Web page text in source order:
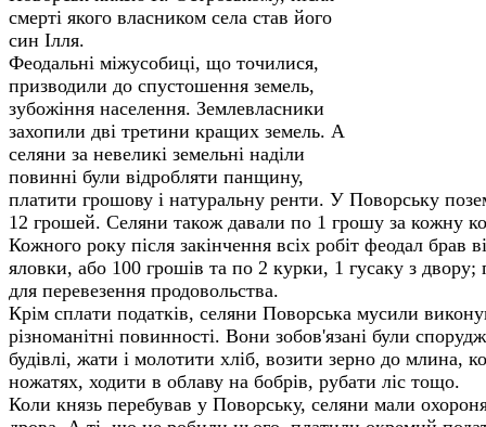
смерті якого власни­ком села став його
син Ілля.
Феодальні міжусобиці, що точилися,
призводили до спустошення земель,
зубожіння населення. Землевласники
захопили дві третини кращих земель. А
селяни за невеликі земельні наділи
повинні були відробляти панщину,
платити грошову і натуральну ренти. У Поворську
12 грошей. Селя­ни також давали по 1 грошу за кожну
Кожного року після закінчення всіх робіт феодал брав
яловки, або 100 гро­шів та по 2 курки, 1 гусаку з
для перевезення про­довольства.
Крім сплати податків, селяни Поворська мусили
різноманітні повинності. Вони зобов'язані були
будівлі, жати і молотити хліб, возити зерно до млина,
ножатях, ходити в облаву на бобрів, рубати ліс тощо.
Коли князь перебував у Поворську, селяни мали